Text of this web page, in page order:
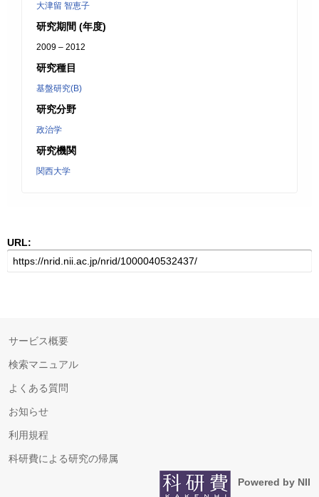
大津留 智恵子
研究期間 (年度)
2009 – 2012
研究種目
基盤研究(B)
研究分野
政治学
研究機関
関西大学
URL:
サービス概要
検索マニュアル
よくある質問
お知らせ
利用規程
科研費による研究の帰属
Powered by NII